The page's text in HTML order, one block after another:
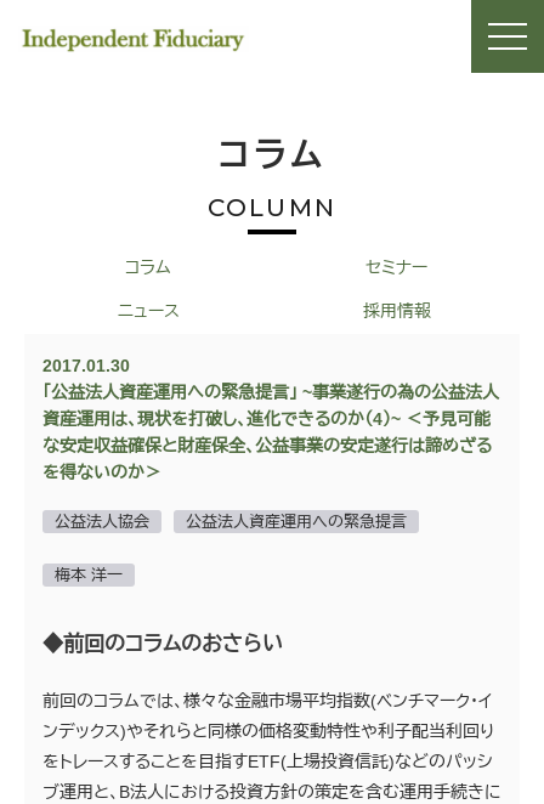
コラム
COLUMN
コラム セミナー
ニュース 採用情報
2017.01.30
「公益法人資産運用への緊急提言」 ~事業遂行の為の公益法人
資産運用は、現状を打破し、進化できるのか（4）~ ＜予見可能
な安定収益確保と財産保全、公益事業の安定遂行は諦めざる
を得ないのか＞
公益法人協会 公益法人資産運用への緊急提言
梅本 洋一
◆前回のコラムのおさらい
前回のコラムでは、様々な金融市場平均指数(ベンチマーク・イ
ンデックス)やそれらと同様の価格変動特性や利子配当利回り
をトレースすることを目指すETF(上場投資信託)などのパッシ
ブ運用と、B法人における投資方針の策定を含む運用手続きに